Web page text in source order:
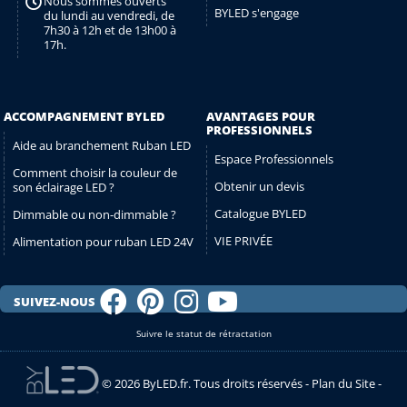
du lundi au vendredi, de
7h30 à 12h et de 13h00 à
17h.
BYLED s'engage
ACCOMPAGNEMENT BYLED
Aide au branchement Ruban LED
Comment choisir la couleur de
son éclairage LED ?
Dimmable ou non-dimmable ?
Alimentation pour ruban LED 24V
AVANTAGES POUR
PROFESSIONNELS
Espace Professionnels
Obtenir un devis
Catalogue BYLED
VIE PRIVÉE
SUIVEZ-NOUS
Suivre le statut de rétractation
© 2026 ByLED.fr. Tous droits réservés - Plan du Site-